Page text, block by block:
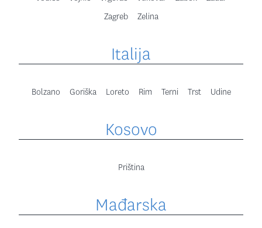
Zagreb
Zelina
Italija
Bolzano Goriška Loreto Rim Terni Trst Udine
Kosovo
Priština
Mađarska